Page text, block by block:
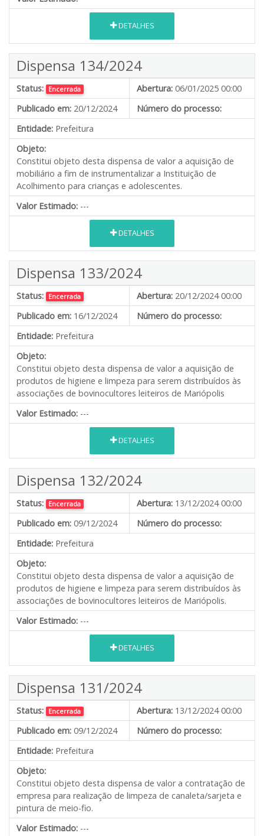
DETALHES
Dispensa 134/2024
Status: Encerrada Abertura: 06/01/2025 00:00
Publicado em: 20/12/2024
Número do processo:
Entidade: Prefeitura
Objeto:
Constitui objeto desta dispensa de valor a aquisição de
mobiliário a fim de instrumentalizar a Instituição de
Acolhimento para crianças e adolescentes.
Valor Estimado: ---
DETALHES
Dispensa 133/2024
Status: Encerrada Abertura: 20/12/2024 00:00
Publicado em: 16/12/2024
Número do processo:
Entidade: Prefeitura
Objeto:
Constitui objeto desta dispensa de valor a aquisição de
produtos de higiene e limpeza para serem distribuídos às
associações de bovinocultores leiteiros de Mariópolis
Valor Estimado: ---
DETALHES
Dispensa 132/2024
Status: Encerrada Abertura: 13/12/2024 00:00
Publicado em: 09/12/2024
Número do processo:
Entidade: Prefeitura
Objeto:
Constitui objeto desta dispensa de valor a aquisição de
produtos de higiene e limpeza para serem distribuídos às
associações de bovinocultores leiteiros de Mariópolis.
Valor Estimado: ---
DETALHES
Dispensa 131/2024
Status: Encerrada Abertura: 13/12/2024 00:00
Publicado em: 09/12/2024
Número do processo:
Entidade: Prefeitura
Objeto:
Constitui objeto desta dispensa de valor a contratação de
empresa para realização de limpeza de canaleta/sarjeta e
pintura de meio-fio.
Valor Estimado: ---